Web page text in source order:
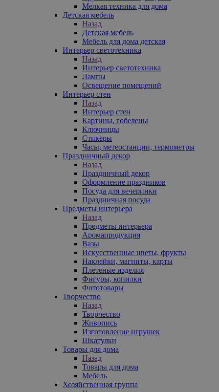
Мелкая техника для дома
Детская мебель
Назад
Детская мебель
Мебель для дома детская
Интерьер светотехника
Назад
Интерьер светотехника
Лампы
Освещение помещений
Интерьер стен
Назад
Интерьер стен
Картины, гобелены
Ключницы
Стикеры
Часы, метеостанции, термометры
Праздничный декор
Назад
Праздничный декор
Оформление праздников
Посуда для вечеринки
Праздничная посуда
Предметы интерьера
Назад
Предметы интерьера
Аромапродукция
Вазы
Искусственные цветы, фрукты
Наклейки, магниты, карты
Плетеные изделия
Фигуры, копилки
Фототовары
Творчество
Назад
Творчество
Живопись
Изготовление игрушек
Шкатулки
Товары для дома
Назад
Товары для дома
Мебель
Хозяйственная группа